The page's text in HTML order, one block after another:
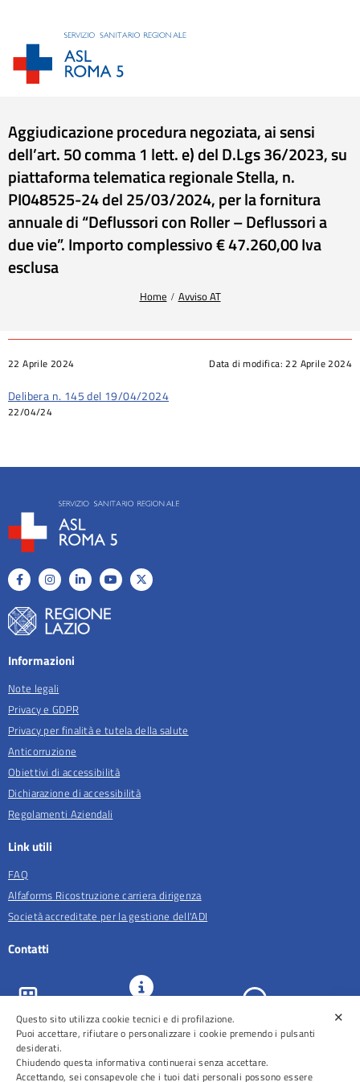
Aggiudicazione procedura negoziata, ai sensi
dell’art. 50 comma 1 lett. e) del D.Lgs 36/2023, su
piattaforma telematica regionale Stella, n.
PI048525-24 del 25/03/2024, per la fornitura
annuale di “Deflussori con Roller – Deflussori a
due vie”. Importo complessivo € 47.260,00 Iva
esclusa
Home Avviso AT
Data di modifica:22 Aprile 2024
22 Aprile 2024
Delibera n. 145 del 19/04/2024
22/04/24
Informazioni
Note legali
Privacy e GDPR
Privacy per finalità e tutela della salute
Anticorruzione
Obiettivi di accessibilità
Dichiarazione di accessibilità
Regolamenti Aziendali
Link utili
FAQ
Alfaforms Ricostruzione carriera dirigenza
Società accreditate per la gestione dell'ADI
Contatti
ASL Roma 5
URP e
Comunicazione
Prenotazioni
✕
Questo sito utilizza cookie tecnici e di profilazione.
Puoi accettare, rifiutare o personalizzare i cookie premendo i pulsanti
desiderati.
Chiudendo questa informativa continuerai senza accettare.
Accettando, sei consapevole che i tuoi dati personali possono essere